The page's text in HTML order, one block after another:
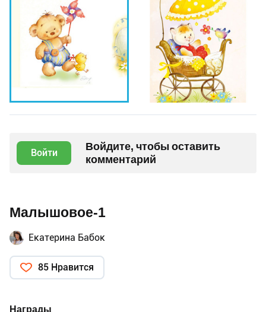
Войти
Войдите, чтобы оставить
комментарий
Малышовое-1
Екатерина Бабок
85 Нравится
Награды